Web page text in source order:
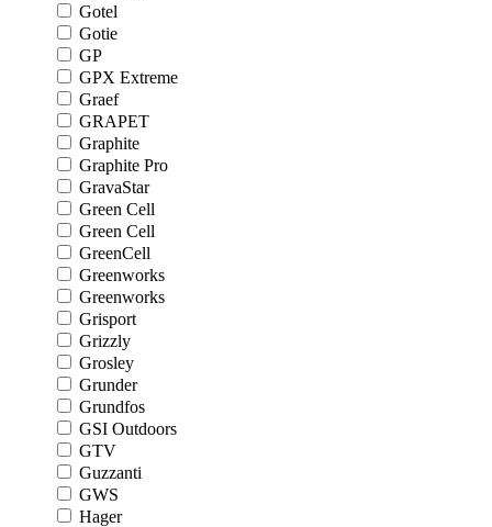
Gotel
Gotie
GP
GPX Extreme
Graef
GRAPET
Graphite
Graphite Pro
GravaStar
Green Cell
Green Cell
GreenCell
Greenworks
Greenworks
Grisport
Grizzly
Grosley
Grunder
Grundfos
GSI Outdoors
GTV
Guzzanti
GWS
Hager